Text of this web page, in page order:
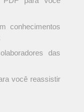
conhecimentos
das
você reassistir